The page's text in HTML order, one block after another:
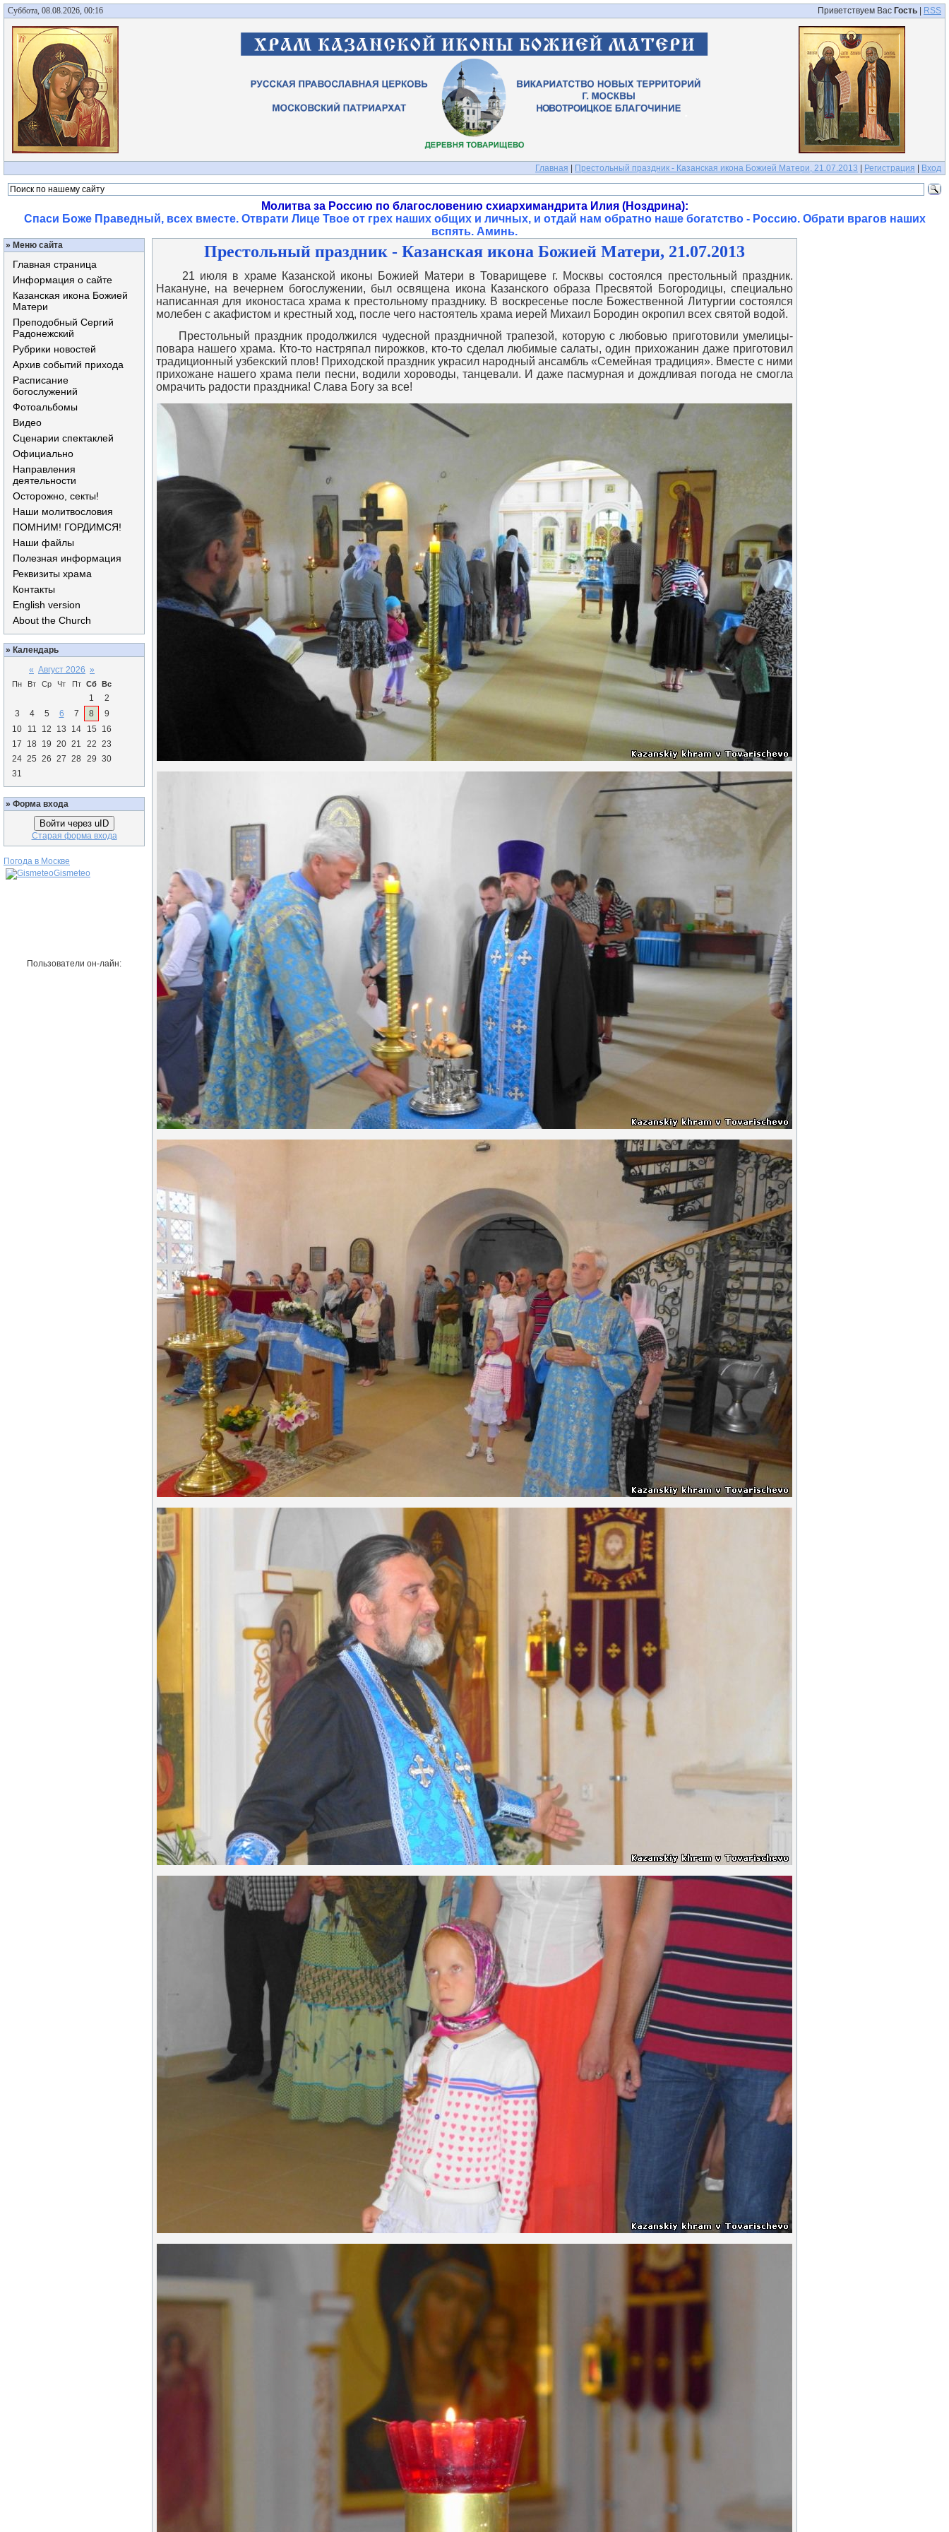
Суббота, 08.08.2026, 00:16 Приветствуем Вас Гость RSS
Главная Престольный праздник - Казанская икона Божией Матери, 21.07.2013 Регистрация Вход
Молитва за Россию по благословению схиархимандрита Илия (Ноздрина):
Спаси Боже Праведный, всех вместе. Отврати Лице Твое от грех наших общих и личных, и отдай нам обратно наше богатство - Россию. Обрати врагов наших
вспять. Аминь.
» Меню сайта
Главная страница
Информация о сайте
Казанская икона Божией
Матери
Преподобный Сергий
Радонежский
Рубрики новостей
Архив событий прихода
Расписание
богослужений
Фотоальбомы
Видео
Сценарии спектаклей
Официально
Направления
деятельности
Осторожно, секты!
Наши молитвословия
ПОМНИМ! ГОРДИМСЯ!
Наши файлы
Полезная информация
Реквизиты храма
Контакты
English version
About the Church
» Календарь
« Август 2026 »
Пн Вт Ср Чт Пт Сб Вс
1
2
3
4 5 6 7 8
9
10
11 12 13 14 15
16
17
18 19 20 21 22 23
24 25 26 27 28 29 30
31
» Форма входа
Войти через uID
Старая форма входа
Погода в Москве
Gismeteo
Пользователи он-лайн:
Престольный праздник - Казанская икона Божией Матери, 21.07.2013
21 июля в храме Казанской иконы Божией Матери в Товарищеве г. Москвы состоялся престольный праздник.
Накануне, на вечернем богослужении, был освящена икона Казанского образа Пресвятой Богородицы, специально
написанная для иконостаса храма к престольному празднику. В воскресенье после Божественной Литургии состоялся
молебен с акафистом и крестный ход, после чего настоятель храма иерей Михаил Бородин окропил всех святой водой.
Престольный праздник продолжился чудесной праздничной трапезой, которую с любовью приготовили умелицы-
повара нашего храма. Кто-то настряпал пирожков, кто-то сделал любимые салаты, один прихожанин даже приготовил
традиционный узбекский плов! Приходской праздник украсил народный ансамбль «Семейная традиция». Вместе с ними
прихожане нашего храма пели песни, водили хороводы, танцевали. И даже пасмурная и дождливая погода не смогла
омрачить радости праздника! Слава Богу за все!